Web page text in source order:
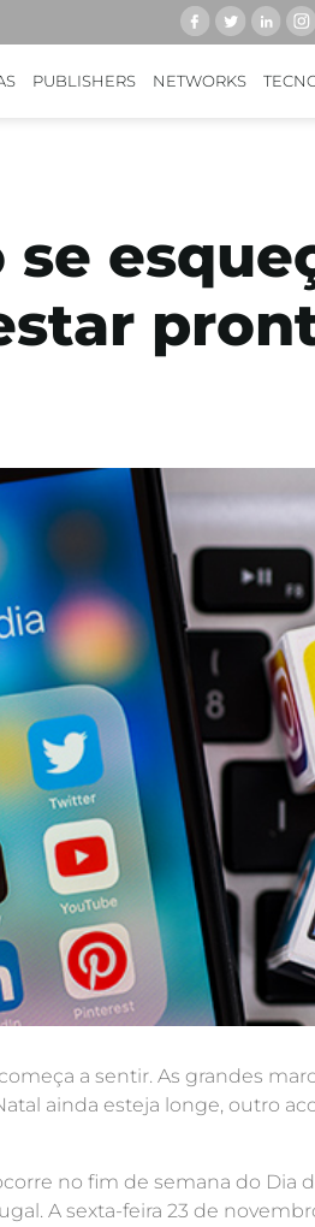
PUBLISHERS NETWORKS
se
a sentir. As grandes
ainda esteja longe, outro
no fim de semana do Dia
A sexta-feira 23 de